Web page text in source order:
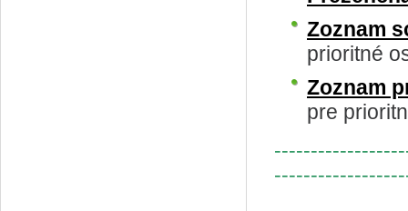
Zoznam
prioritné
Zoznam
pre